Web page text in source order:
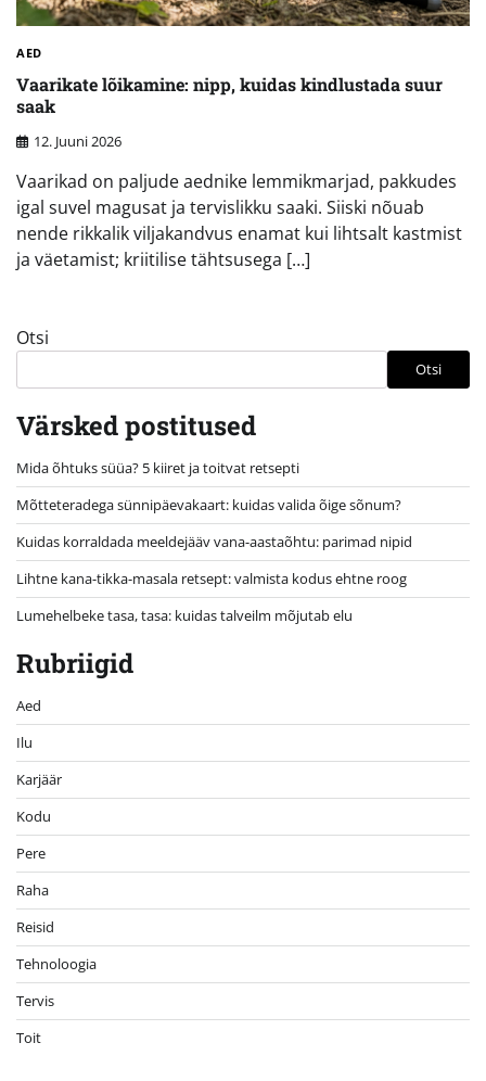
AED
Vaarikate lõikamine: nipp, kuidas kindlustada suur
saak
12. Juuni 2026
Vaarikad on paljude aednike lemmikmarjad, pakkudes
igal suvel magusat ja tervislikku saaki. Siiski nõuab
nende rikkalik viljakandvus enamat kui lihtsalt kastmist
ja väetamist; kriitilise tähtsusega […]
Otsi
Otsi
Värsked postitused
Mida õhtuks süüa? 5 kiiret ja toitvat retsepti
Mõtteteradega sünnipäevakaart: kuidas valida õige sõnum?
Kuidas korraldada meeldejääv vana-aastaõhtu: parimad nipid
Lihtne kana-tikka-masala retsept: valmista kodus ehtne roog
Lumehelbeke tasa, tasa: kuidas talveilm mõjutab elu
Rubriigid
Aed
Ilu
Karjäär
Kodu
Pere
Raha
Reisid
Tehnoloogia
Tervis
Toit